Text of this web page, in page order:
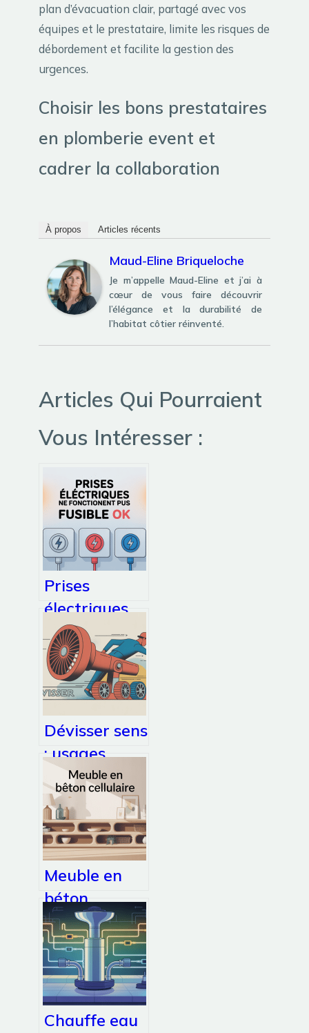
plan d’évacuation clair, partagé avec vos
équipes et le prestataire, limite les risques de
débordement et facilite la gestion des
urgences.
Choisir les bons prestataires
en plomberie event et
cadrer la collaboration
À propos Articles récents
Maud-Eline Briqueloche
Je m’appelle Maud-Eline et j’ai à
cœur de vous faire découvrir
l’élégance et la durabilité de
l’habitat côtier réinventé.
Articles Qui Pourraient
Vous Intéresser :
Prises
électriques
ne
fonctionnent
plus
pourtant
fusible ok :
Dévisser sens
: usages,
nuances et
expressions à
connaître
Meuble en
béton
cellulaire :
idées, plans
et mode
d’emploi
complet
Chauffe eau